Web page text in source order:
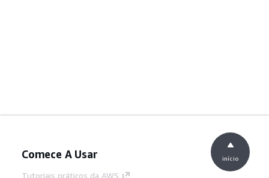
Comece A Usar
Tutoriais práticos da AWS
início